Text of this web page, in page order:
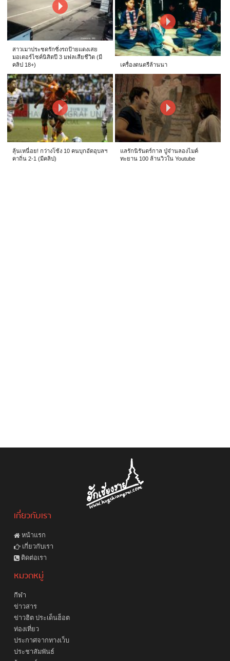
สาวเมาประชดรักซิ่งรถป้ายแดงเสย
มอเตอร์ไซค์นิสิตปี 3 มฟลเสียชีวิต (มี
คลิป 18+)
เครื่องดนตรีล้านนา
ลุ้นเหนื่อย! กว่างโซ้ง 10 คนบุกอัดอุบลฯ
คาถิ่น 2-1 (มีคลิป)
แลรักนิรันดร์กาล ปู่จ๋านลองไมค์
ทะยาน 100 ล้านวิวใน Youtube
เกี่ยวกับเรา
หน้าแรก
เกี่ยวกับเรา
ติดต่อเรา
หมวดหมู่
กีฬา
ข่าวสาร
ข่าวฮิต ประเด็นฮ็อต
ท่องเที่ยว
ประกาศจากทางเว็บ
ประชาสัมพันธ์